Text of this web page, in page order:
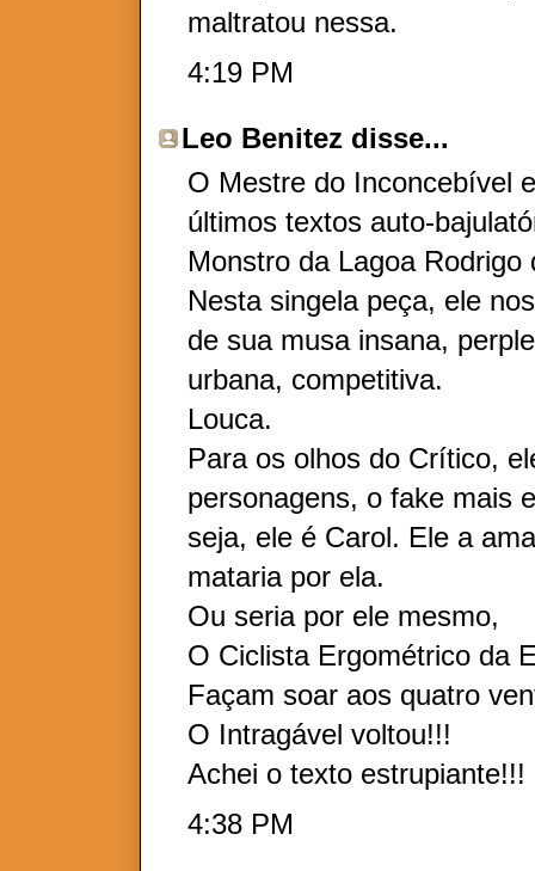
maltratou nessa.
4:19 PM
Leo Benitez disse...
O Mestre do Inconcebível
últimos textos auto-
Monstro da Lagoa Rodrigo
Nesta singela peça, ele
de sua musa insana,
urbana, competitiva.
Louca.
Para os olhos do Crítico,
personagens, o fake mais
seja, ele é Carol. Ele a
mataria por ela.
Ou seria por ele mesmo,
O Ciclista Ergométrico da
Façam soar aos quatro
O Intragável voltou!!!
Achei o texto estrupiante!!!
4:38 PM